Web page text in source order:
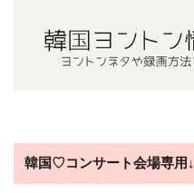
韓国♡コンサート会場専用↓